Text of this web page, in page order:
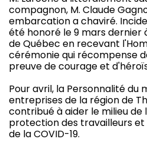
compagnon, M. Claude
embarcation a chaviré.
été honoré le 9 mars dernier
de Québec en recevant
cérémonie qui récompense
preuve de courage et
Pour avril, la Personnalité du
entreprises de la région de
contribué à aider le milieu de
protection des travailleurs
de la COVID-19.